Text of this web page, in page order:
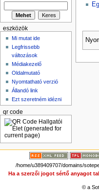
eszközök
Mi mutat ide
Legfrissebb
változások
Médiakezelő
Oldalmutató
Nyomtatható verzió
Állandó link
Ezt szeretném idézni
qr code
/home/u389409707/domains/
Ha a szerzői jogot sértő anyagot
© a